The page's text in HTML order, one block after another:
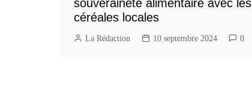
souveraineté alimentaire avec les
céréales locales
La Rédaction 10 septembre 2024 0